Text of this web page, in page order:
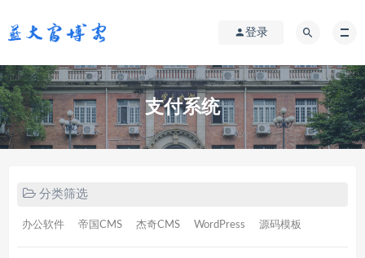
登录
支付系统
分类筛选
办公软件 帝国CMS 杰奇CMS WordPress 源码模板